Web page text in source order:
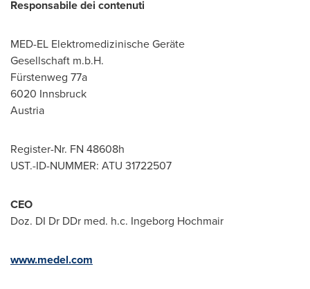
Responsabile dei contenuti
MED-EL Elektromedizinische Geräte
Gesellschaft m.b.H.
Fürstenweg 77a
6020 Innsbruck
Austria
Register-Nr. FN 48608h
UST.-ID-NUMMER: ATU 31722507
CEO
Doz. DI Dr DDr med. h.c. Ingeborg Hochmair
www.medel.com